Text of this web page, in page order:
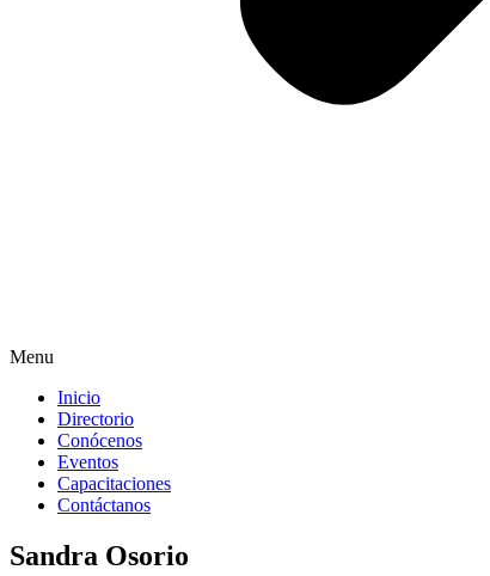
Menu
Inicio
Directorio
Conócenos
Eventos
Capacitaciones
Contáctanos
Sandra Osorio